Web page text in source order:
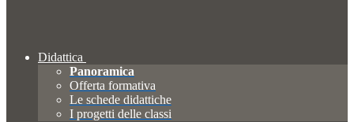
Didattica
Panoramica
Offerta formativa
Le schede didattiche
I progetti delle classi